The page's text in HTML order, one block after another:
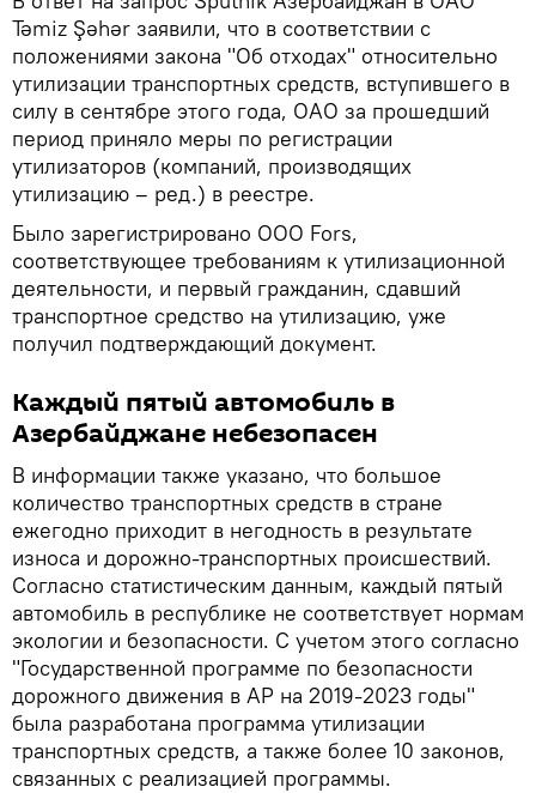
Təmiz Şəhər заявили, что в соответствии с
положениями закона "Об отходах" относительно
утилизации транспортных средств, вступившего в
силу в сентябре этого года, ОАО за прошедший
период приняло меры по регистрации
утилизаторов (компаний, производящих
утилизацию – ред.) в реестре.
Было зарегистрировано ООО Fors,
соответствующее требованиям к утилизационной
деятельности, и первый гражданин, сдавший
транспортное средство на утилизацию, уже
получил подтверждающий документ.
Каждый пятый автомобиль в
Азербайджане небезопасен
В информации также указано, что большое
количество транспортных средств в стране
ежегодно приходит в негодность в результате
износа и дорожно-транспортных происшествий.
Согласно статистическим данным, каждый пятый
автомобиль в республике не соответствует нормам
экологии и безопасности. С учетом этого согласно
"Государственной программе по безопасности
дорожного движения в АР на 2019-2023 годы"
была разработана программа утилизации
транспортных средств, а также более 10 законов,
связанных с реализацией программы.